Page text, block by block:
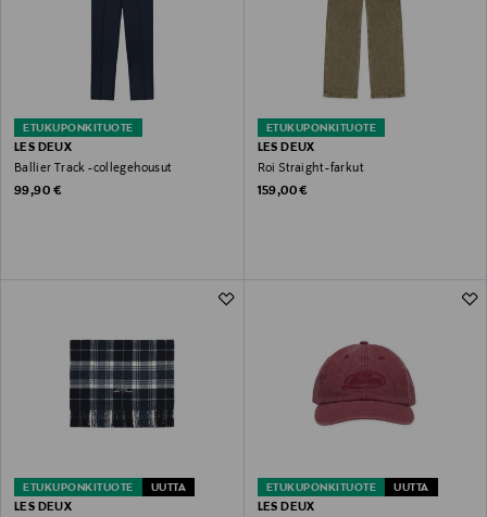
ETUKUPONKITUOTE
LES DEUX
Ballier Track -collegehousut
Original Price
99,90 €
ETUKUPONKITUOTE
LES DEUX
Roi Straight -farkut
Original Price
159,00 €
ETUKUPONKITUOTE UUTTA
LES DEUX
ETUKUPONKITUOTE UUTTA
LES DEUX